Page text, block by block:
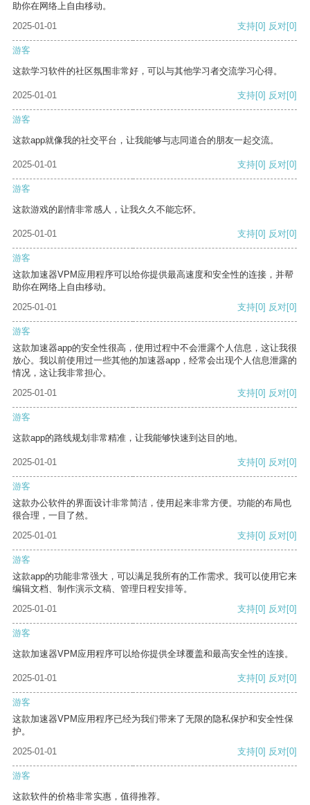
助你在网络上自由移动。
2025-01-01
支持[0] 反对[0]
游客
这款学习软件的社区氛围非常好，可以与其他学习者交流学习心得。
2025-01-01 支持[0] 反对[0]
游客
这款app就像我的社交平台，让我能够与志同道合的朋友一起交流。
2025-01-01 支持[0] 反对[0]
游客
这款游戏的剧情非常感人，让我久久不能忘怀。
2025-01-01 支持[0] 反对[0]
游客
这款加速器VPM应用程序可以给你提供最高速度和安全性的连接，并帮
助你在网络上自由移动。
2025-01-01
支持[0] 反对[0]
游客
这款加速器app的安全性很高，使用过程中不会泄露个人信息，这让我很
放心。我以前使用过一些其他的加速器app，经常会出现个人信息泄露的
情况，这让我非常担心。
2025-01-01
支持[0] 反对[0]
游客
这款app的路线规划非常精准，让我能够快速到达目的地。
2025-01-01 支持[0] 反对[0]
游客
这款办公软件的界面设计非常简洁，使用起来非常方便。功能的布局也
很合理，一目了然。
2025-01-01
支持[0] 反对[0]
游客
这款app的功能非常强大，可以满足我所有的工作需求。我可以使用它来
编辑文档、制作演示文稿、管理日程安排等。
2025-01-01
支持[0] 反对[0]
游客
这款加速器VPM应用程序可以给你提供全球覆盖和最高安全性的连接。
2025-01-01 支持[0] 反对[0]
游客
这款加速器VPM应用程序已经为我们带来了无限的隐私保护和安全性保
护。
2025-01-01
支持[0] 反对[0]
游客
这款软件的价格非常实惠，值得推荐。